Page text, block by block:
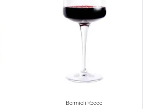
Bormioli Rocco